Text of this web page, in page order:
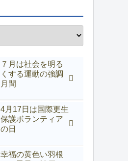
７月は社会を明る
くする運動の強調
月間
4月17日は国際更生
保護ボランティア
の日
幸福の黄色い羽根